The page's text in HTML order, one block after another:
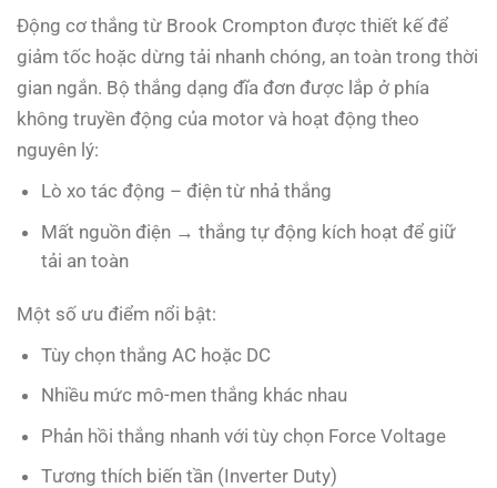
Động cơ thắng từ Brook Crompton được thiết kế để
giảm tốc hoặc dừng tải nhanh chóng, an toàn trong thời
gian ngắn. Bộ thắng dạng đĩa đơn được lắp ở phía
không truyền động của motor và hoạt động theo
nguyên lý:
Lò xo tác động – điện từ nhả thắng
Mất nguồn điện → thắng tự động kích hoạt để giữ
tải an toàn
Một số ưu điểm nổi bật:
Tùy chọn thắng AC hoặc DC
Nhiều mức mô-men thắng khác nhau
Phản hồi thắng nhanh với tùy chọn Force Voltage
Tương thích biến tần (Inverter Duty)